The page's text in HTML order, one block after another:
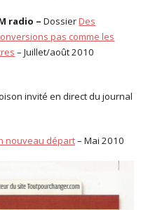
radio – DossierDes
pas comme les
– Juillet/août 2010
invité en direct du journal
nouveau départ– Mai 2010